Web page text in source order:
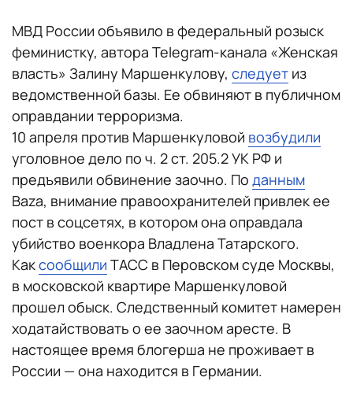
МВД России объявило в федеральный розыск
феминистку, автора Telegram-канала «Женская
власть» Залину Маршенкулову, следует из
ведомственной базы. Ее обвиняют в публичном
оправдании терроризма.
10 апреля против Маршенкуловой возбудили
уголовное дело по ч. 2 ст. 205.2 УК РФ и
предъявили обвинение заочно. По данным
Baza, внимание правоохранителей привлек ее
пост в соцсетях, в котором она оправдала
убийство военкора Владлена Татарского.
Каксообщили ТАСС в Перовском суде Москвы,
в московской квартире Маршенкуловой
прошел обыск. Следственный комитет намерен
ходатайствовать о ее заочном аресте. В
настоящее время блогерша не проживает в
России — она находится в Германии.